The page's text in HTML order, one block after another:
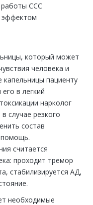
работы ССС
эффектом
который может
человека и
капельницы пациенту
в легкий
нарколог
случае резкого
состав
помощь.
считается
проходит тремор
стабилизируется АД,
необходимые